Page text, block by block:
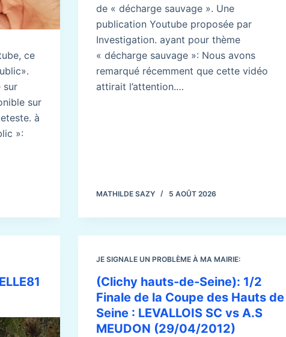
ce
sur
sur
à
»:
de « décharge sauvage ». Une
publication Youtube proposée par
Investigation. ayant pour thème
« décharge sauvage »: Nous avons
remarqué récemment que cette vidéo
attirait l’attention.…
MATHILDE SAZY 5 AOÛT 2026
JE SIGNALE UN PROBLÈME À MA MAIRIE:
(Clichy hauts-de-Seine): 1/2
Finale de la Coupe des Hauts de
Seine : LEVALLOIS SC vs A.S
MEUDON (29/04/2012)